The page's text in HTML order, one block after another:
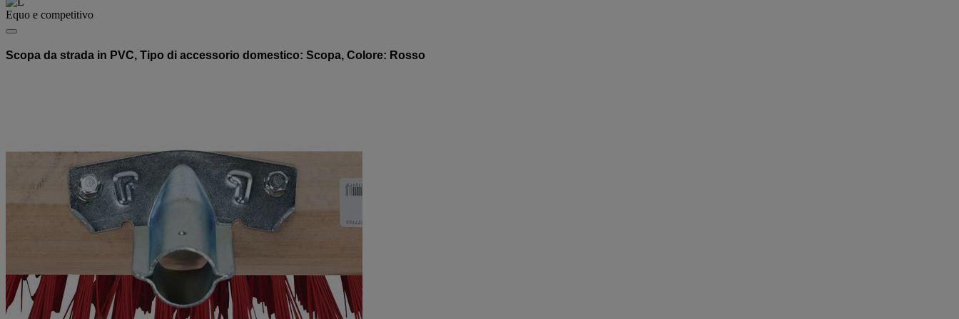
Equo e competitivo
Scopa da strada in PVC, Tipo di accessorio domestico: Scopa, Colore: Rosso